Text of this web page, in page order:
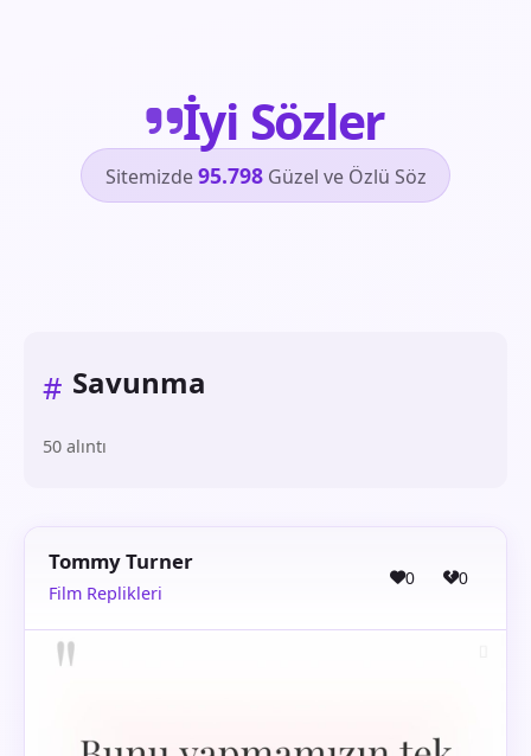
İyi Sözler
Sitemizde95.798Güzel ve Özlü Söz
# Savunma
50 alıntı
Tommy Turner
Film Replikleri
0 0